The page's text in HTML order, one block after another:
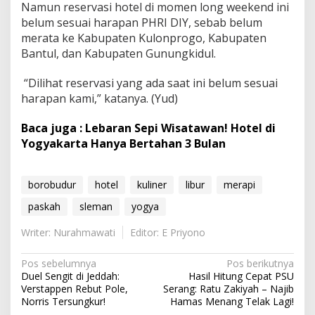
Namun reservasi hotel di momen long weekend ini
belum sesuai harapan PHRI DIY, sebab belum
merata ke Kabupaten Kulonprogo, Kabupaten
Bantul, dan Kabupaten Gunungkidul.
“Dilihat reservasi yang ada saat ini belum sesuai
harapan kami,” katanya. (Yud)
Baca juga : Lebaran Sepi Wisatawan! Hotel di
Yogyakarta Hanya Bertahan 3 Bulan
borobudur hotel kuliner libur
merapi
paskah
sleman
yogya
Writer: Nurahmawati
Editor: E Priyono
N
a
v
Pos sebelumnya
Duel Sengit di Jeddah:
Verstappen Rebut Pole,
Norris Tersungkur!
Pos berikutnya
Hasil Hitung Cepat PSU
Serang: Ratu Zakiyah – Najib
Hamas Menang Telak Lagi!